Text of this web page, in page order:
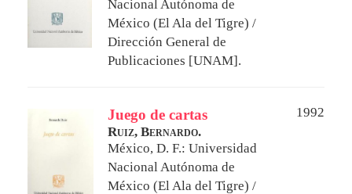
Nacional Autónoma de
México (El Ala del Tigre) /
Dirección General de
Publicaciones [UNAM].
Juego de cartas
1992
Ruiz, Bernardo.
México, D. F.: Universidad
Nacional Autónoma de
México (El Ala del Tigre) /